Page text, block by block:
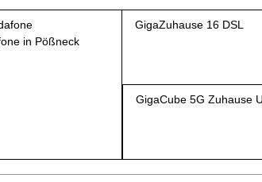
in Pößneck
GigaZuhause 16 DSL
GigaCube 5G Zuhause